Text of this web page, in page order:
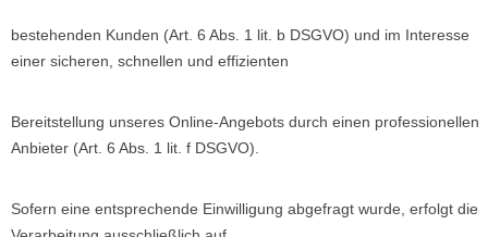
bestehenden Kunden (Art. 6 Abs. 1 lit. b DSGVO) und im Interesse
einer sicheren, schnellen und effizienten
Bereitstellung unseres Online-Angebots durch einen professionellen
Anbieter (Art. 6 Abs. 1 lit. f DSGVO).
Sofern eine entsprechende Einwilligung abgefragt wurde, erfolgt die